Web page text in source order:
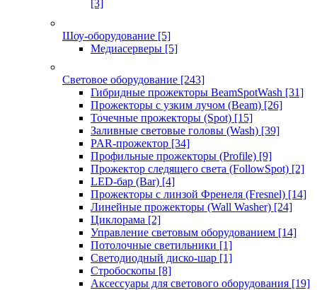
[3]
Шоу-оборудование [5]
Медиасерверы [5]
Световое оборудование [243]
Гибридные прожекторы BeamSpotWash [31]
Прожекторы с узким лучом (Beam) [26]
Точечные прожекторы (Spot) [15]
Заливные световые головы (Wash) [39]
PAR-прожектор [34]
Профильные прожекторы (Profile) [9]
Прожектор следящего света (FollowSpot) [2]
LED-бар (Bar) [4]
Прожекторы с линзой Френеля (Fresnel) [14]
Линейные прожекторы (Wall Washer) [24]
Циклорама [2]
Управление световым оборудованием [14]
Потолочные светильники [1]
Светодиодный диско-шар [1]
Стробоскопы [8]
Аксессуары для светового оборудования [19]